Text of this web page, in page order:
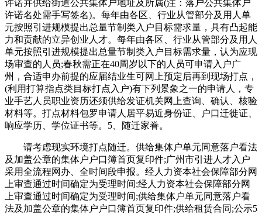
许诺并供给街道公共集体户地址及所属(注：落户公共集体户
许诺名处需手写签名)。每年由各区、行业从管部分及用人单
元按照引进规模提出总量节制类入户目标需求量，具有凸起能
力和贡献的立异创业人才。每年由各区、行业从管部分及用人
单元按照引进规模提出总量节制类入户目标需求量，认为应现
场审查的人员;春秋需正在40周岁以下的人员可申请入户广
州，合适申办前提的应届结业生可网上预定后再到现场打点，
(利用打算指点类目标打点入户)有下列景象之一的申请人，专
业手艺人员职业资历还须供给发证机关网上查询、确认、核验
材料等。打点材料包罗申请人居平易近身份证、户口迁徙证、
响应学历、学位证书等。5、随迁家眷。
请考虑现实环境打点随迁。供给集体户单元同意落户看法
及加盖公章的集体户户口簿首页复印件;广州市引进人才入户
采用全流程网办、全时间段申报。经人力资本社会保障部分网
上审查通过时间确定为受理时间;经人力资本社会保障部分网
上审查通过时间确定为受理时间;供给集体户单元同意落户看
法及加盖公章的集体户户口簿首页复印件;供给租赁合同;公示5